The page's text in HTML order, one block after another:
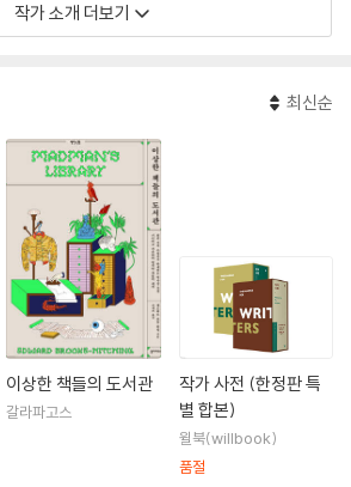
작가 소개 더보기
최신순
이상한 책들의 도서관
갈라파고스
작가 사전 (한정판 특
별 합본)
윌북(willbook)
품절